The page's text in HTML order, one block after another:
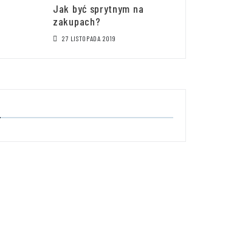
Jak być sprytnym na
zakupach?
27 LISTOPADA 2019